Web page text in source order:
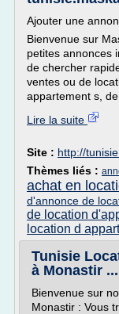
Ajouter une
Bienvenue sur
petites annonces
de chercher
ventes ou de
appartement s,
Lire la suite
Site : http://
Thèmes liés :
achat en
d'annonce de
de location
location d
Tunisie
à Monastir ...
Bienvenue sur
Monastir : Vous